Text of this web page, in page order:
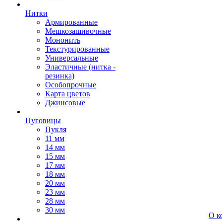
Нитки
Армированные
Мешкозашивочные
Мононить
Текстурированные
Универсальные
Эластичные (нитка -
резинка)
Особопрочные
Карта цветов
Джинсовые
Пуговицы
Пукля
11 мм
14 мм
15 мм
17 мм
18 мм
20 мм
23 мм
28 мм
30 мм
О